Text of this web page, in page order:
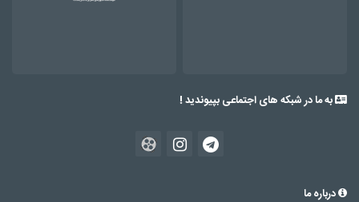
به ما در شبکه های اجتماعی بپیوندید !
درباره ما